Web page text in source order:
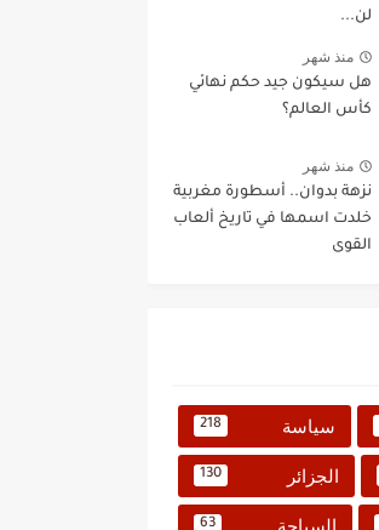
لن...
منذ شهر
هل سيكون جيد حكم نهائي
كأس العالم؟
منذ شهر
نزهة بدوان.. أسطورة مغربية
خلدت اسمها في تاريخ ألعاب
القوى
سياسة 218
الجزائر 130
السياحة 63